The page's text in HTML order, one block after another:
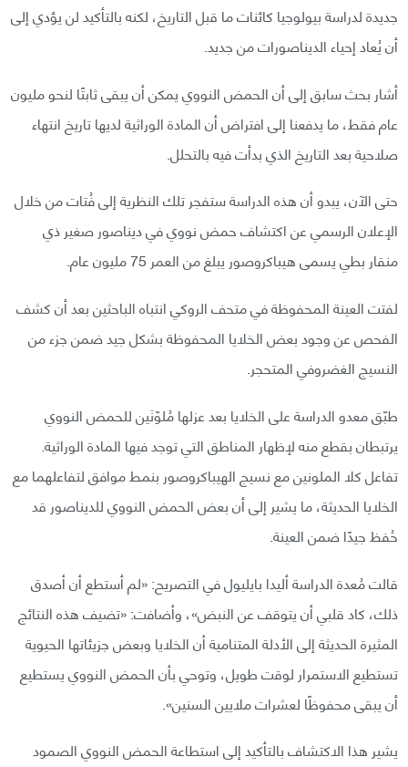
جديدة لدراسة بيولوجيا كائنات ما قبل التاريخ، لكنه بالتأكيد لن يؤدي إلى
أن يُعاد إحياء الديناصورات من جديد.
أشار بحث سابق إلى أن الحمض النووي يمكن أن يبقى ثابتًا لنحو مليون
عام فقط، ما يدفعنا إلى افتراض أن المادة الوراثية لديها تاريخ انتهاء
صلاحية بعد التاريخ الذي بدأت فيه بالتحلل.
حتى الآن، يبدو أن هذه الدراسة ستفجر تلك النظرية إلى فُتات من خلال
الإعلان الرسمي عن اكتشاف حمض نووي في ديناصور صغير ذي
منقار بطي يسمى هيباكروصور يبلغ من العمر 75 مليون عام.
لفتت العينة المحفوظة في متحف الروكي انتباه الباحثين بعد أن كشف
الفحص عن وجود بعض الخلايا المحفوظة بشكل جيد ضمن جزء من
النسيج الغضروفي المتحجر.
طبّق معدو الدراسة على الخلايا بعد عزلها مُلوّنَين للحمض النووي
يرتبطان بقطع منه لإظهار المناطق التي توجد فيها المادة الوراثية.
تفاعل كلا الملونين مع نسيج الهيباكروصور بنمط موافق لتفاعلهما مع
الخلايا الحديثة، ما يشير إلى أن بعض الحمض النووي للديناصور قد
حُفظ جيدًا ضمن العينة.
قالت مُعدة الدراسة أليدا بايليول في التصريح: «لم أستطع أن أصدق
ذلك، كاد قلبي أن يتوقف عن النبض»، وأضافت: «تضيف هذه النتائج
المثيرة الحديثة إلى الأدلة المتنامية أن الخلايا وبعض جزيئاتها الحيوية
تستطيع الاستمرار لوقت طويل، وتوحي بأن الحمض النووي يستطيع
أن يبقى محفوظًا لعشرات ملايين السنين».
يشير هذا الاكتشاف بالتأكيد إلى استطاعة الحمض النووي الصمود